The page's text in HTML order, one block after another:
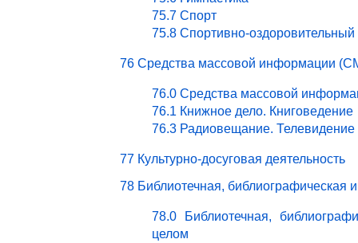
75.7 Спорт
75.8 Спортивно-
76 Средства массовой информации
76.0 Средства массовой
76.1 Книжное дело. Книговедение
76.3 Радиовещание. Телевидение
77 Культурно-досуговая деятельность
78 Библиотечная, библиографическая
78.0 Библиотечная,
целом